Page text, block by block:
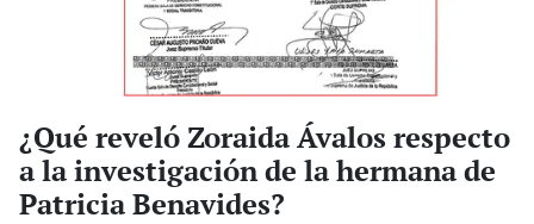
¿Qué reveló Zoraida Ávalos respecto
a la investigación de la hermana de
Patricia Benavides?